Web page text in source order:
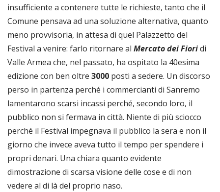
insufficiente a contenere tutte le richieste, tanto che il
Comune pensava ad una soluzione alternativa, quanto
meno provvisoria, in attesa di quel Palazzetto del
Festival a venire: farlo ritornare al Mercato dei Fioridi
Valle Armea che, nel passato, ha ospitato la 40esima
edizione con ben oltre 3000 posti a sedere. Un discorso
perso in partenza perché i commercianti di Sanremo
lamentarono scarsi incassi perché, secondo loro, il
pubblico non si fermava in città. Niente di più sciocco
perché il Festival impegnava il pubblico la sera e non il
giorno che invece aveva tutto il tempo per spendere i
propri denari. Una chiara quanto evidente
dimostrazione di scarsa visione delle cose e di non
vedere al di là del proprio naso.